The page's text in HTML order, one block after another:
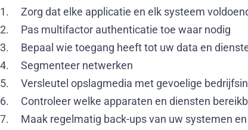
1. Zorg dat elke applicatie en elk systeem
2. Pas multifactor authenticatie toe waar nodig
3. Bepaal wie toegang heeft tot uw data en
4. Segmenteer netwerken
5. Versleutel opslagmedia met gevoelige
6. Controleer welke apparaten en diensten
7. Maak regelmatig back-ups van uw systemen